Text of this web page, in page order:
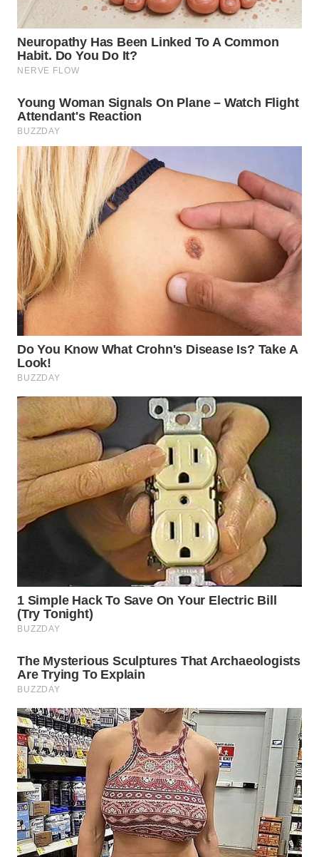
TEBING
TINGGI
PAKPAK
WN
KARAWANG
WN
BEKASI
WN
BOGOR
WN
DEPOK
WN
TAPANULI
UTARA
WN
SAMOSIR
WN
PADANG
LAWAS
WN
CIANJUR
KEPULAUAN
SERIBU
WN
TANGERANG
WN
BINJAI
WN
CIREBON